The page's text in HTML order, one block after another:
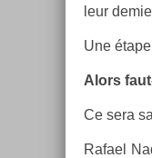
leur
Une
Alors
Ce sera
Rafael